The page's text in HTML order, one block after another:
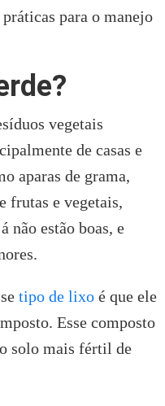
para o manejo
vegetais
de casas e
aparas de grama,
frutas e vegetais,
não estão boas, e
tipo de lixoé que ele
Esse composto
solo mais fértil de